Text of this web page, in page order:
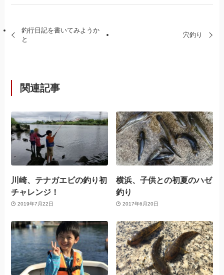
釣行日記を書いてみようか
と
穴釣り
関連記事
川崎、テナガエビの釣り初
チャレンジ！
2019年7月22日
横浜、子供との初夏のハゼ
釣り
2017年6月20日